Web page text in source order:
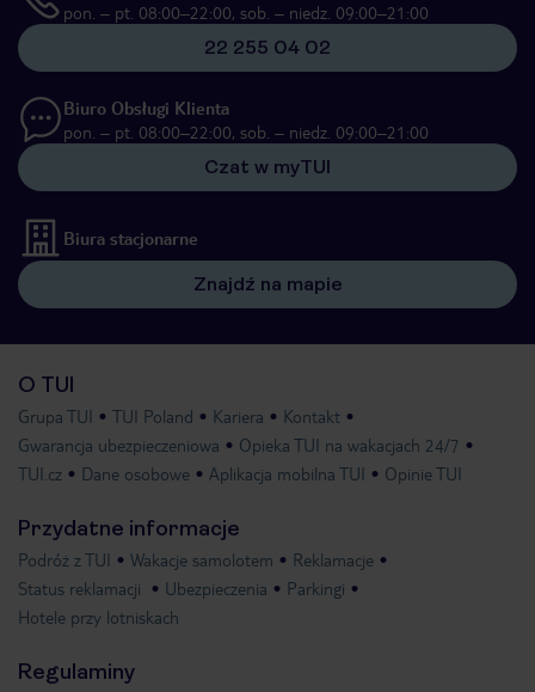
pon. – pt. 08:00–22:00, sob. – niedz. 09:00–21:00
22 255 04 02
Biuro Obsługi Klienta
pon. – pt. 08:00–22:00, sob. – niedz. 09:00–21:00
Czat w myTUI
Biura stacjonarne
Znajdź na mapie
O TUI
Grupa TUI TUI Poland Kariera
Kontakt
Gwarancja ubezpieczeniowa
Opieka TUI na wakacjach 24/7
TUI.cz
Dane osobowe Aplikacja mobilna TUI Opinie TUI
Przydatne informacje
Podróż z TUI Wakacje samolotem
Reklamacje
Status reklamacji
Ubezpieczenia
Parkingi
Hotele przy lotniskach
Regulaminy